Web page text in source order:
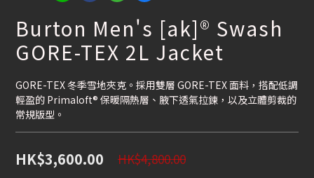
Burton Men's [ak]® Swash
GORE-TEX 2L Jacket
GORE-TEX 冬季雪地夾克。採用雙層 GORE-TEX 面料，搭配低調
輕盈的 Primaloft® 保暖隔熱層、腋下透氣拉鍊，以及立體剪裁的
常規版型。
HK$3,600.00 HK$4,800.00